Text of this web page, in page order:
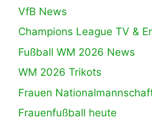
VfB News
Champions League TV &
Fußball WM 2026 News
WM 2026 Trikots
Frauen
Frauenfußball heute